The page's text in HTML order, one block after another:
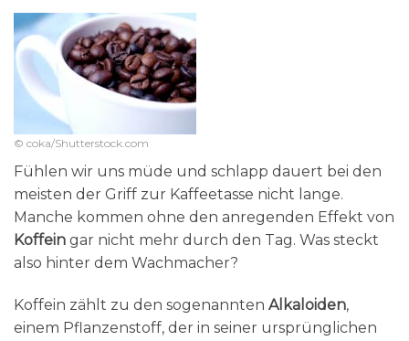
© coka/Shutterstock.com
Fühlen wir uns müde und schlapp dauert bei den
meisten der Griff zur Kaffeetasse nicht lange.
Manche kommen ohne den anregenden Effekt von
Koffein gar nicht mehr durch den Tag. Was steckt
also hinter dem Wachmacher?
Koffein zählt zu den sogenannten Alkaloiden,
einem Pflanzenstoff, der in seiner ursprünglichen